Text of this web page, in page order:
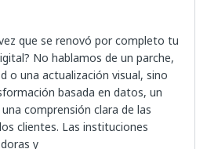
que se renovó por completo tu
No hablamos de un parche,
o una actualización visual, sino
basada en datos, un
comprensión clara de las
clientes. Las instituciones
y